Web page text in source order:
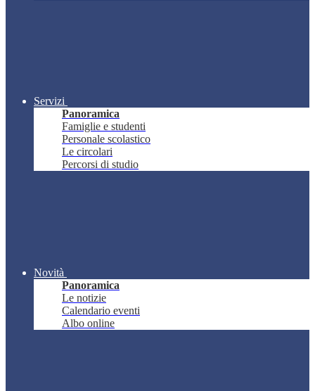
Servizi
Panoramica
Famiglie e studenti
Personale scolastico
Le circolari
Percorsi di studio
Novità
Panoramica
Le notizie
Calendario eventi
Albo online